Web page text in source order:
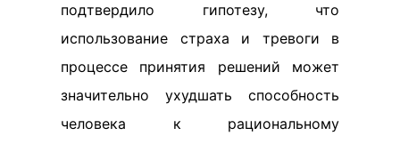
подтвердило гипотезу, что
использование страха и тревоги в
процессе принятия решений может
значительно ухудшать способность
человека к рациональному